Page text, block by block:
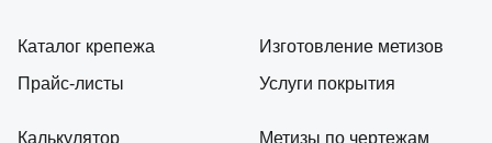
Каталог крепежа
Прайс-листы
Калькулятор
Изготовление метизов
Услуги покрытия
Метизы по чертежам